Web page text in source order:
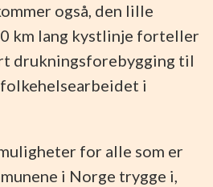
også, den lille
km lang kystlinje forteller
drukningsforebygging til
i
for alle som er
i Norge trygge i,